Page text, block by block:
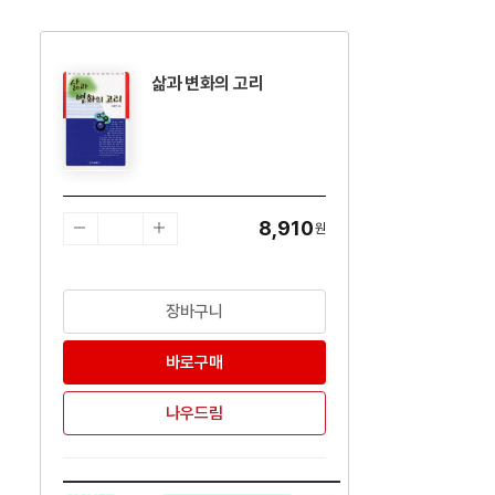
삶과 변화의 고리
8,910원
장바구니
바로구매
나우드림